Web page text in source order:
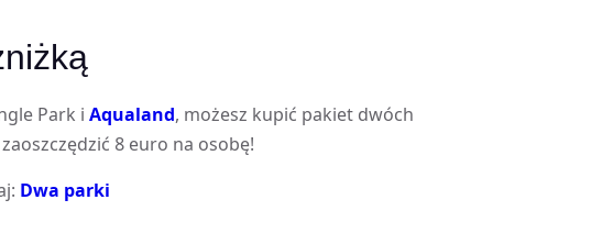
Park i Aqualand, możesz kupić pakiet dwóch
8 euro na osobę!
Dwa parki